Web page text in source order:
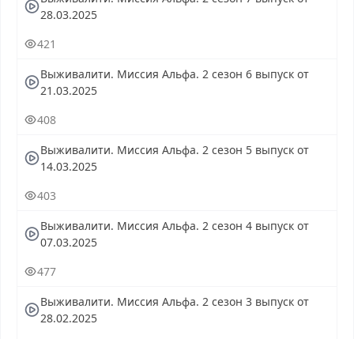
28.03.2025
421
Выживалити. Миссия Альфа. 2 сезон 6 выпуск от
21.03.2025
408
Выживалити. Миссия Альфа. 2 сезон 5 выпуск от
14.03.2025
403
Выживалити. Миссия Альфа. 2 сезон 4 выпуск от
07.03.2025
477
Выживалити. Миссия Альфа. 2 сезон 3 выпуск от
28.02.2025